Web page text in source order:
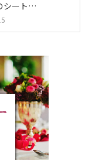
シート…